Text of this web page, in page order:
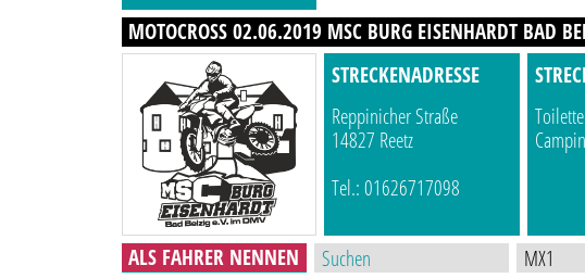
MOTOCROSS 02.06.2019 MSC BURG EISENHARDT BAD
STRECKENADRESSE
Reppinicher Straße
14827 Reetz
Tel.: 01626717098
Toilette
ALS FAHRER NENNEN